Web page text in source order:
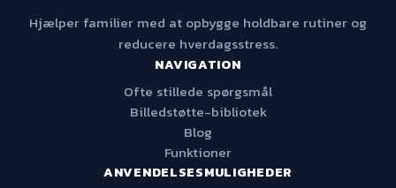
Hjælper familier med at opbygge holdbare rutiner og
reducere hverdagsstress.
NAVIGATION
Ofte stillede spørgsmål
Billedstøtte-bibliotek
Blog
Funktioner
ANVENDELSESMULIGHEDER